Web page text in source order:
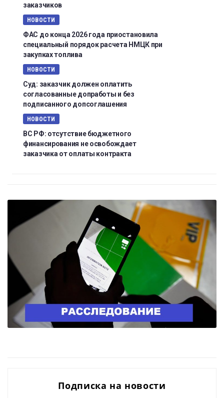
заказчиков
НОВОСТИ
ФАС до конца 2026 года приостановила
специальный порядок расчета НМЦК при
закупках топлива
НОВОСТИ
Суд: заказчик должен оплатить
согласованные допработы и без
подписанного допсоглашения
НОВОСТИ
ВС РФ: отсутствие бюджетного
финансирования не освобождает
заказчика от оплаты контракта
Подписка на новости